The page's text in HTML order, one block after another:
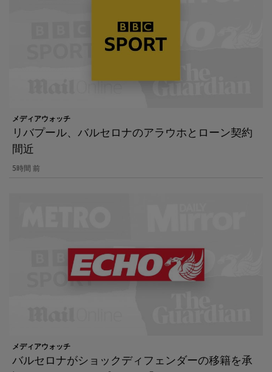
メディアウォッチ
リバプール、バルセロナのアラウホとローン契約
間近
5時間 前
メディアウォッチ
バルセロナがショックディフェンダーの移籍を承